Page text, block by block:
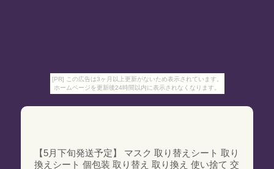
[PR] この広告は3ヶ月以上更新がないため表示されています。
ホームページを更新後24時間以内に表示されなくなります。
【5月下旬発送予定】 マスク 取り替えシート 取り
換えシート 個包装 取り替え 取り換え 使い捨て 交